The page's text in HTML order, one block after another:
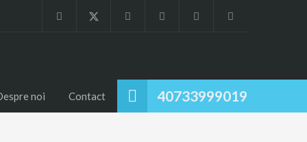
40733999019
noi Contact